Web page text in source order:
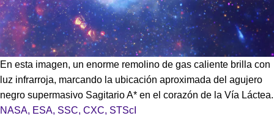
En esta imagen, un enorme remolino de gas caliente brilla con
luz infrarroja, marcando la ubicación aproximada del agujero
negro supermasivo Sagitario A* en el corazón de la Vía Láctea.
NASA, ESA, SSC, CXC, STScI